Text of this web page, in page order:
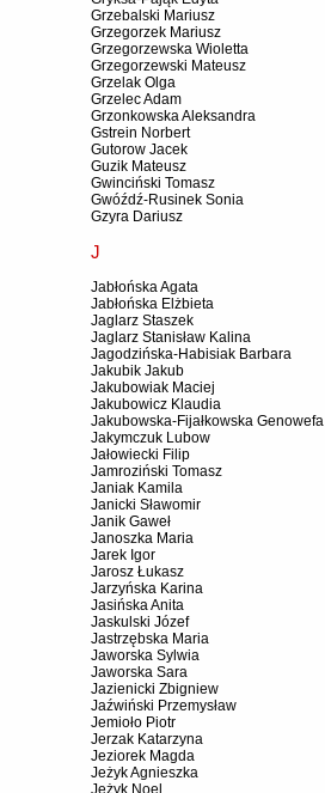
Grzebalski Mariusz
Grzegorzek Mariusz
Grzegorzewska Wioletta
Grzegorzewski Mateusz
Grzelak Olga
Grzelec Adam
Grzonkowska Aleksandra
Gstrein Norbert
Gutorow Jacek
Guzik Mateusz
Gwinciński Tomasz
Gwóźdź-Rusinek Sonia
Gzyra Dariusz
J
Jabłońska Agata
Jabłońska Elżbieta
Jaglarz Staszek
Jaglarz Stanisław Kalina
Jagodzińska-Habisiak Barbara
Jakubik Jakub
Jakubowiak Maciej
Jakubowicz Klaudia
Jakubowska-Fijałkowska Genowefa
Jakymczuk Lubow
Jałowiecki Filip
Jamroziński Tomasz
Janiak Kamila
Janicki Sławomir
Janik Gaweł
Janoszka Maria
Jarek Igor
Jarosz Łukasz
Jarzyńska Karina
Jasińska Anita
Jaskulski Józef
Jastrzębska Maria
Jaworska Sylwia
Jaworska Sara
Jazienicki Zbigniew
Jaźwiński Przemysław
Jemioło Piotr
Jerzak Katarzyna
Jeziorek Magda
Jeżyk Agnieszka